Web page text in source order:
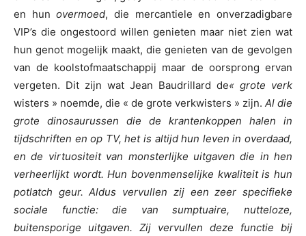
en hunovermoed, die mercantiele en onverzadigbare
VIP’s die ongestoord willen genieten maar niet zien wat
hun genot mogelijk maakt, die genieten van de gevolgen
van de koolstofmaatschappij maar de oorsprong ervan
vergeten. Dit zijn wat Jean Baudrillard de« grote verk
wisters » noemde, die « de grote verkwisters » zijn. Al die
grote dinosaurussen die de krantenkoppen halen in
tijdschriften en op TV, het is altijd hun leven in overdaad,
en de virtuositeit van monsterlijke uitgaven die in hen
verheerlijkt wordt. Hun bovenmenselijke kwaliteit is hun
potlatch geur. Aldus vervullen zij een zeer specifieke
sociale functie: die van sumptuaire, nutteloze,
buitensporige uitgaven. Zij vervullen deze functie bij